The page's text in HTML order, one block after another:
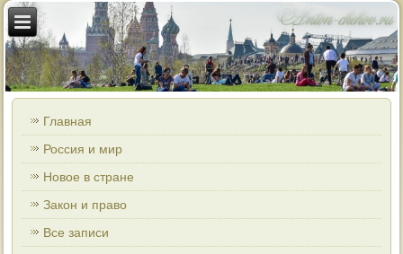
Главная
Россия и мир
Новое в стране
Закон и право
Все записи